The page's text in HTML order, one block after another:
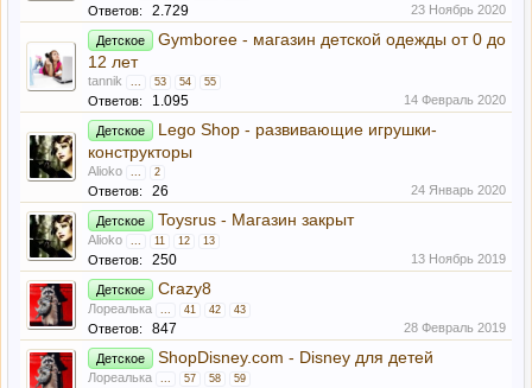
Ответов: 2.729 23 Ноябрь 2020
Детское
Gymboree - магазин детской одежды от 0 до
12 лет
tannik ... 53 54 55
Ответов: 1.095 14 Февраль 2020
Детское
Lego Shop - развивающие игрушки-
конструкторы
Alioko ... 2
Ответов: 26 24 Январь 2020
Детское Toysrus - Магазин закрыт
Alioko ... 11 12 13
Ответов: 250 13 Ноябрь 2019
Детское Crazy8
Лореалька ... 41 42 43
Ответов: 847 28 Февраль 2019
Детское ShopDisney.com - Disney для детей
Лореалька ... 57 58 59